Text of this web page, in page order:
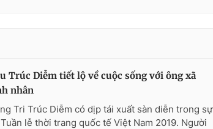
Trúc Diễm tiết lộ về cuộc sống với ông xã
nhân
Tri Trúc Diễm có dịp tái xuất sàn diễn trong sự
lễ thời trang quốc tế Việt Nam 2019. Người